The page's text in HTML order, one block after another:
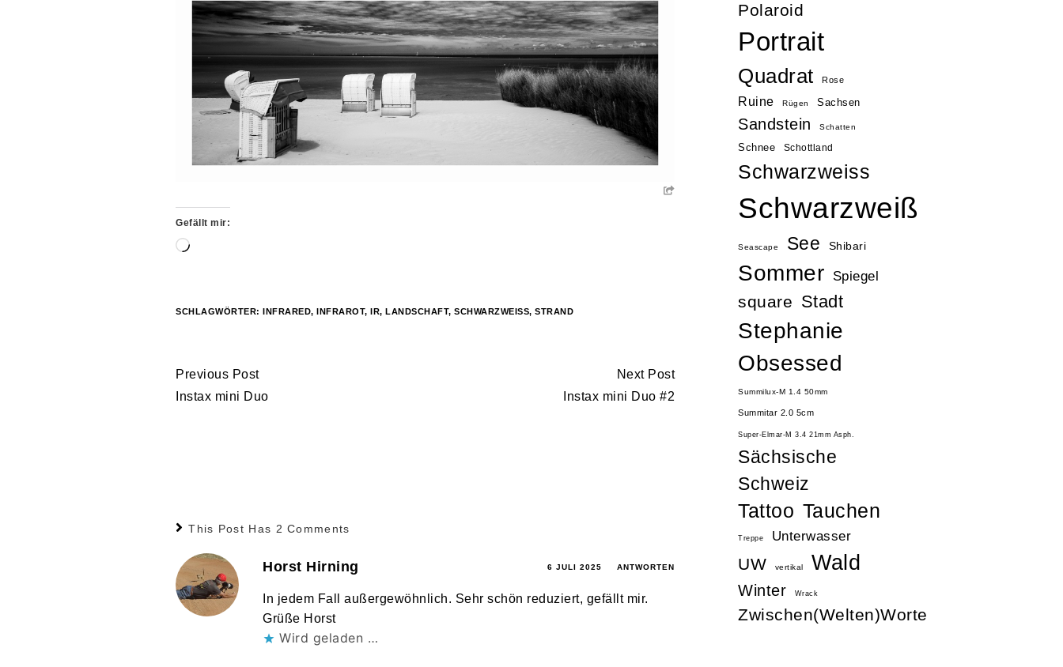
Gefällt mir:
Wird
SCHLAGWÖRTER: INFRARED, INFRAROT, IR, LANDSCHAFT, SCHWARZWEISS , STRAND
Continue
Reading
Previous Post
Instax mini Duo
Next Post
Instax mini Duo #2
This Post Has 2 Comments
Horst Hirning 6 JULI 2025 ANTWORTEN
In jedem Fall außergewöhnlich. Sehr schön reduziert, gefällt mir.
Grüße Horst
Wird geladen …
Polaroid
Portrait
Quadrat Rose
Ruine Rügen Sachsen
Sandstein Schatten
Schnee Schottland
Schwarzweiss
Schwarzweiß
Seascape See Shibari
Sommer Spiegel
square Stadt
Stephanie
Obsessed
Summilux-M 1.4 50mm
Summitar 2.0 5cm
Super-Elmar-M 3.4 21mm Asph.
Sächsische
Schweiz
Tattoo Tauchen
Treppe Unterwasser
UW vertikal Wald
Winter Wrack
Zwischen(Welten)Worte